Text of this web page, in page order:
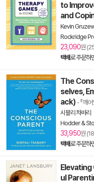
to
and
Kevin
Rockridge
23,090원
택배로 주문하
The
selves,
ack) - 『깨
시팔리 차바리
Hodder &
33,950원
택배로 주문하
ul